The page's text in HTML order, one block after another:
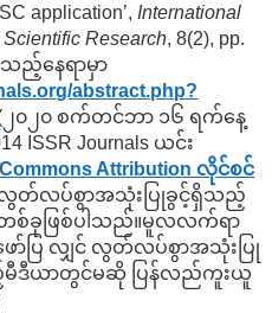
application’, International
Research, 8(2), pp.
သည့်နေရာမှာ
abstract.php?
၂၀၂၀ စက်တင်ဘာ ၁၆ ရက်နေ့
ISSR Journals ယင်း
Attribution လိုင်စင်
မဲ့လွတ်လပ်စွာအသုံးပြုခွင့်ရှိသည့်
းတစ်ခုဖြစ်ပါသည်။မူလလက်ရာ
ော်ပြ လျှင် လွတ်လပ်စွာအသုံးပြု
ည့်မီဒီယာတွင်မဆို ပြန်လည်ကူးယူ